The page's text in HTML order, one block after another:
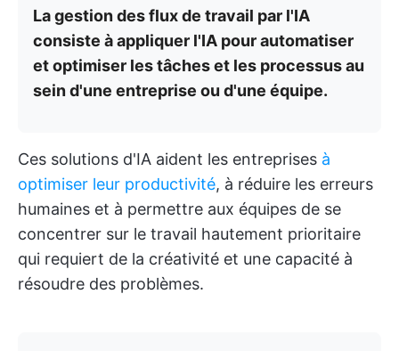
La gestion des flux de travail par l'IA
consiste à appliquer l'IA pour automatiser
et optimiser les tâches et les processus au
sein d'une entreprise ou d'une équipe.
Ces solutions d'IA aident les entreprises à
optimiser leur productivité, à réduire les erreurs
humaines et à permettre aux équipes de se
concentrer sur le travail hautement prioritaire
qui requiert de la créativité et une capacité à
résoudre des problèmes.